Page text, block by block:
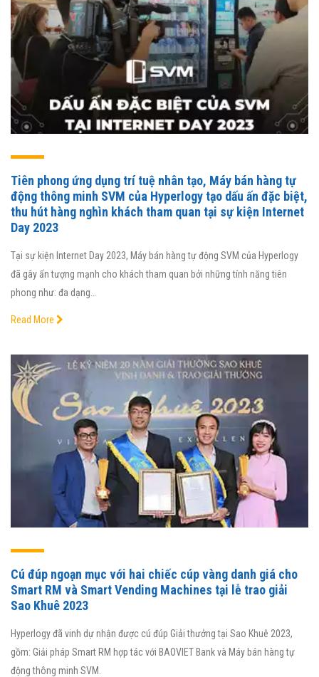
Tiên phong ứng dụng trí tuệ nhân tạo, Máy bán hàng tự
động thông minh SVM của Hyperlogy tạo dấu ấn đặc biệt,
thu hút hàng nghìn khách tham quan tại sự kiện Internet
Day 2023
Tại sự kiện Internet Day 2023, Máy bán hàng tự động SVM của Hyperlogy
đã gây ấn tượng mạnh cho khách tham quan bởi những tính năng tiên
phong như: đa dạng…
Read More
Cú đúp ngoạn mục với hai chiếc cúp vàng danh giá cho
Smart RM và Smart Vending Machines tại lễ trao giải
Sao Khuê 2023
Hyperlogy đã vinh dự nhận được cú đúp Giải thưởng tại Sao Khuê 2023,
gồm: Giải pháp Smart RM hợp tác với BAOVIET Bank và Máy bán hàng tự
động thông minh SVM.